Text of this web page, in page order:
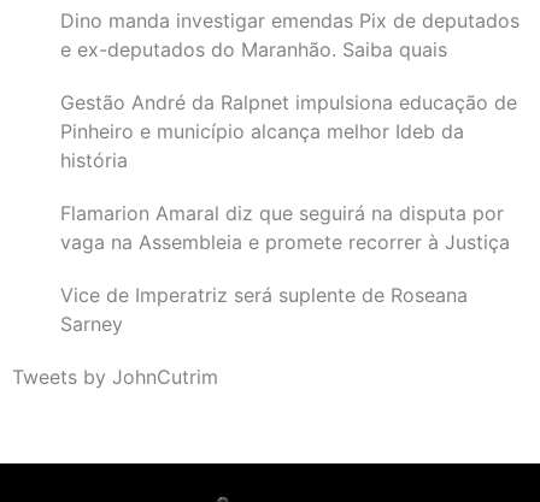
Dino manda investigar emendas Pix de deputados
e ex-deputados do Maranhão. Saiba quais
Gestão André da Ralpnet impulsiona educação de
Pinheiro e município alcança melhor Ideb da
história
Flamarion Amaral diz que seguirá na disputa por
vaga na Assembleia e promete recorrer à Justiça
Vice de Imperatriz será suplente de Roseana
Sarney
Tweets by JohnCutrim